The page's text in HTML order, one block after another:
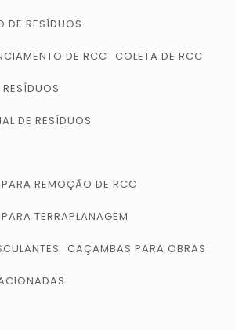
DE RESÍDUOS
DE RCC COLETA DE RCC
DE RESÍDUOS
REMOÇÃO DE RCC
TERRAPLANAGEM
CAÇAMBAS PARA OBRAS